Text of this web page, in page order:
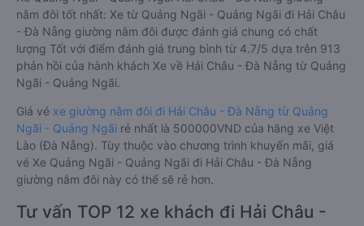
nằm đôi tốt nhất: Xe từ Quảng Ngãi - Quảng Ngãi đi Hải Châu
- Đà Nẵng giường nằm đôi được đánh giá chung có chất
lượng Tốt với điểm đánh giá trung bình từ 4.7/5 dựa trên 913
phản hồi của hành khách Xe về Hải Châu - Đà Nẵng từ Quảng
Ngãi - Quảng Ngãi.
Giá vé xe giường nằm đôi đi Hải Châu - Đà Nẵng từ Quảng
Ngãi - Quảng Ngãi rẻ nhất là 500000VND của hãng xe Việt
Lào (Đà Nẵng). Tùy thuộc vào chương trình khuyến mãi, giá
vé Xe Quảng Ngãi - Quảng Ngãi đi Hải Châu - Đà Nẵng
giường nằm đôi này có thể sẽ rẻ hơn.
Tư vấn TOP 12 xe khách đi Hải Châu -